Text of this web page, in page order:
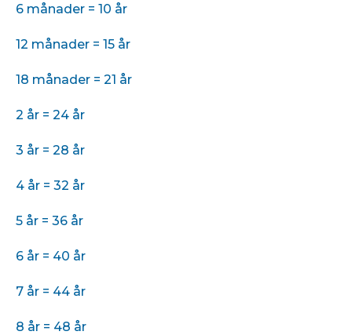
6 månader = 10 år
12 månader = 15 år
18 månader = 21 år
2 år = 24 år
3 år = 28 år
4 år = 32 år
5 år = 36 år
6 år = 40 år
7 år = 44 år
8 år = 48 år